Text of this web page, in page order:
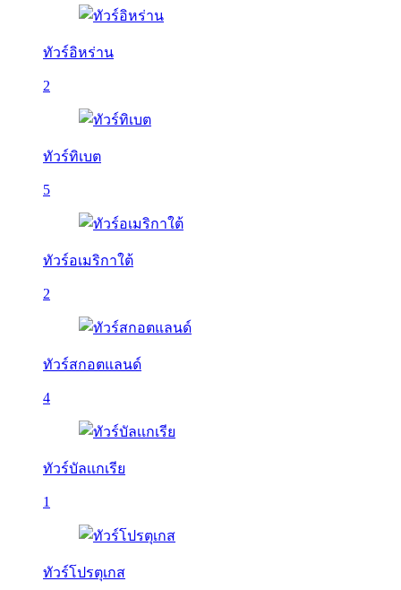
ทัวร์อิหร่าน
2
ทัวร์ทิเบต
5
ทัวร์อเมริกาใต้
2
ทัวร์สกอตแลนด์
4
ทัวร์บัลเเกเรีย
1
ทัวร์โปรตุเกส